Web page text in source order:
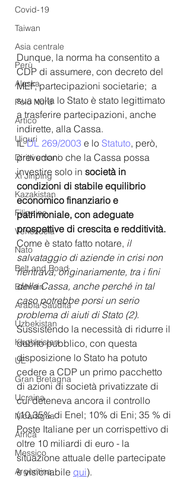
Covid-19
Taiwan
Asia centrale
Perù
Alaska
Polo Nord
Artico
Uiguri
Diritti umani
Xi Jinping
Kazakistan
Filippine
Venezuela
Nato
Belt and Road
Bahrein
Arabia Saudita
Uzbekistan
Kirghizistan
UE
Gran Bretagna
Ucraina
Nicaragua
Africa
Messico
Argentina
Dunque, la norma ha consentito a
CDP di assumere, con decreto del
MEF, partecipazioni societarie;  a
sua volta lo Stato è stato legittimato
a trasferire partecipazioni, anche
indirette, alla Cassa.
IL DL 269/2003 e lo Statuto, però,
prevedono che la Cassa possa
investire solo in società in
condizioni di stabile equilibrio
economico finanziario e
patrimoniale, con adeguate
prospettive di crescita e redditività.
Come è stato fatto notare, il
salvataggio di aziende in crisi non
rientrava, originariamente, tra i fini
della Cassa, anche perché in tal
caso potrebbe porsi un serio
problema di aiuti di Stato (2).
Sussistendo la necessità di ridurre il
debito pubblico, con questa
disposizione lo Stato ha potuto
cedere a CDP un primo pacchetto
di azioni di società privatizzate di
cui deteneva ancora il controllo
(10,35% di Enel; 10% di Eni; 35 % di
Poste Italiane per un corrispettivo di
oltre 10 miliardi di euro - la
situazione attuale delle partecipate
è visionabile qui).